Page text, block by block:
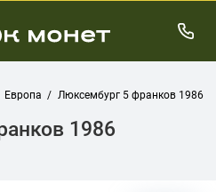
Европа Люксембург 5 франков 1986
1986